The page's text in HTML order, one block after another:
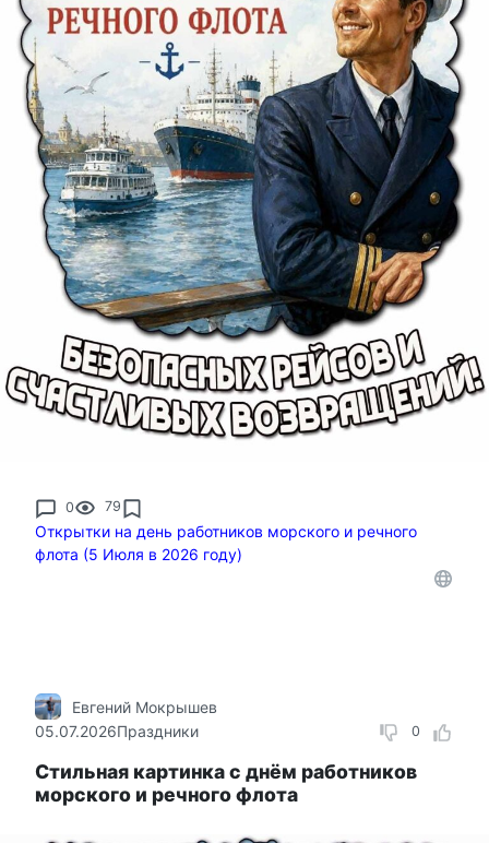
0 79
Открытки на день работников морского и речного
флота (5 Июля в 2026 году)
0
Евгений Мокрышев
05.07.2026Праздники
Стильная картинка с днём работников
морского и речного флота